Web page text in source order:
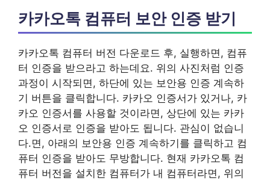
카카오톡 컴퓨터 보안 인증 받기
카카오톡 컴퓨터 버전 다운로드 후, 실행하면, 컴퓨
터 인증을 받으라고 하는데요. 위의 사진처럼 인증
과정이 시작되면, 하단에 있는 보안용 인증 계속하
기 버튼을 클릭합니다. 카카오 인증서가 있거나, 카
카오 인증서를 사용할 것이라면, 상단에 있는 카카
오 인증서로 인증을 받아도 됩니다. 관심이 없습니
다.면, 아래의 보안용 인증 계속하기를 클릭하고 컴
퓨터 인증을 받아도 무방합니다. 현재 카카오톡 컴
퓨터 버전을 설치한 컴퓨터가 내 컴퓨터라면, 위의